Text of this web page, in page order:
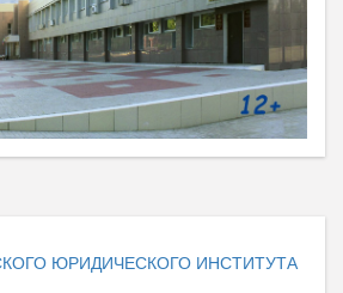
ЮРИДИЧЕСКОГО ИНСТИТУТА